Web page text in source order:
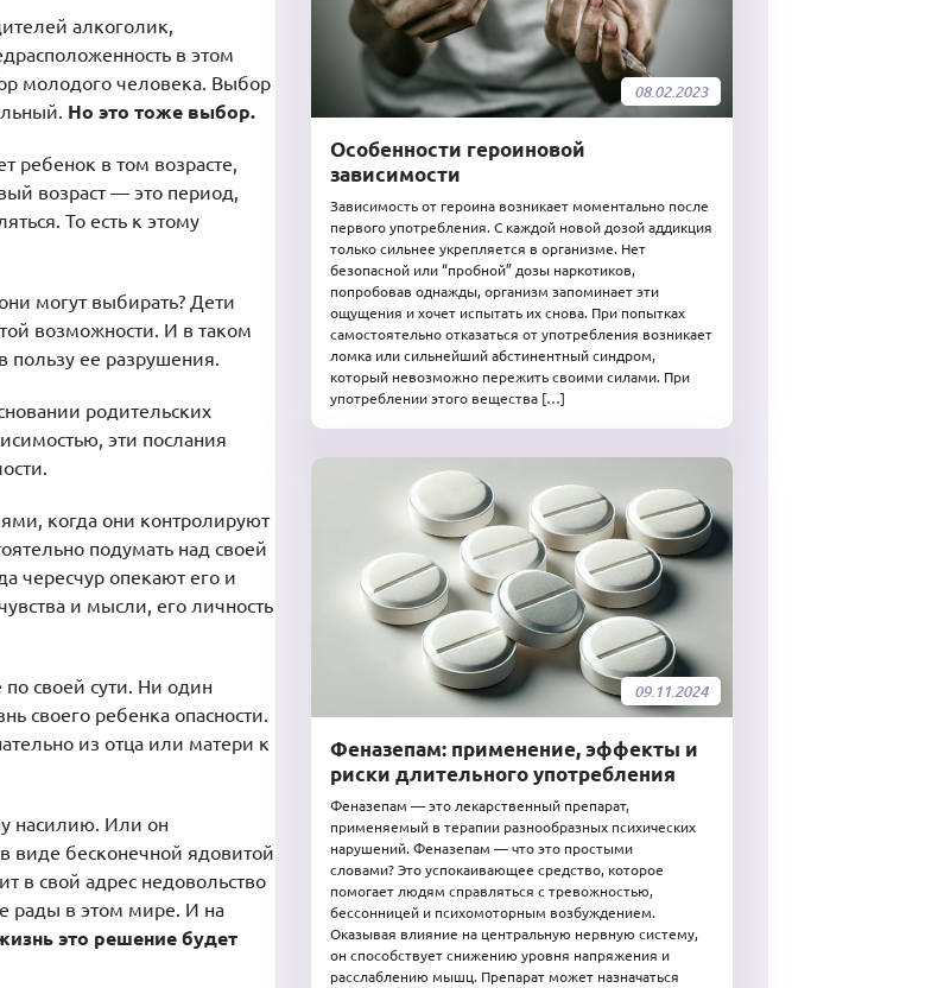
алкоголик,
в этом
молодого человека. Выбор
Но это тоже выбор.
ребенок в том возрасте,
возраст — это период,
То есть к этому
могут выбирать? Дети
возможности. И в таком
пользу ее разрушения.
родительских
эти послания
когда они контролируют
подумать над своей
чересчур опекают его и
и мысли, его личность
своей сути. Ни один
своего ребенка опасности.
из отца или матери к
насилию. Или он
виде бесконечной ядовитой
в свой адрес недовольство
рады в этом мире. И на
это решение будет
08.02.2023
Особенности героиновой
зависимости
Зависимость от героина возникает моментально после
первого употребления. С каждой новой дозой аддикция
только сильнее укрепляется в организме. Нет
безопасной или “пробной” дозы наркотиков,
попробовав однажды, организм запоминает эти
ощущения и хочет испытать их снова. При попытках
самостоятельно отказаться от употребления возникает
ломка или сильнейший абстинентный синдром,
который невозможно пережить своими силами. При
употреблении этого вещества […]
09.11.2024
Феназепам: применение, эффекты и
риски длительного употребления
Феназепам — это лекарственный препарат,
применяемый в терапии разнообразных психических
нарушений. Феназепам — что это простыми
словами? Это успокаивающее средство, которое
помогает людям справляться с тревожностью,
бессонницей и психомоторным возбуждением.
Оказывая влияние на центральную нервную систему,
он способствует снижению уровня напряжения и
расслаблению мышц. Препарат может назначаться